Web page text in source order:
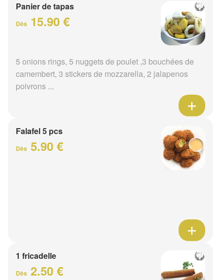
Panier de tapas
Dès 15.90 €
5 onions rings, 5 nuggets de poulet ,3 bouchées de
camembert, 3 stickers de mozzarella, 2 jalapenos
poivrons ...
Falafel 5 pcs
Dès 5.90 €
1 fricadelle
Dès 2.50 €